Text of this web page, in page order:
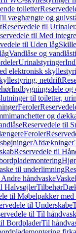
toiletter
væghængte og
Reservedele til
til Med
til Uden låg
Vandlåse og
Urinalstyringer
elektronisk
netdrift
Indbygningsdele
til toiletter,
Feroler
og
Reservedele til
Feroler
Afdækninger
Reservedele til
til underlimning
håndvaskeVaske
HalvsøjlerTilbehør
til Møbelpakker med
til Underskabe
til Til
BordpladerTil